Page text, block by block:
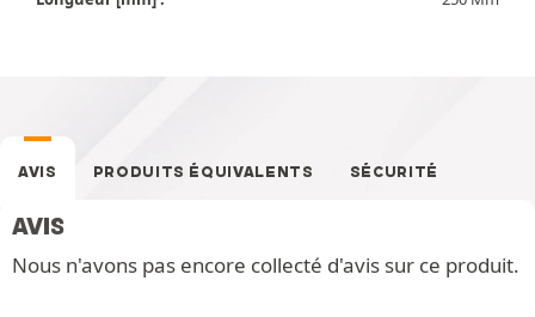
AVIS PRODUITS ÉQUIVALENTS SÉCURITÉ
AVIS
Nous n'avons pas encore collecté d'avis sur ce produit.